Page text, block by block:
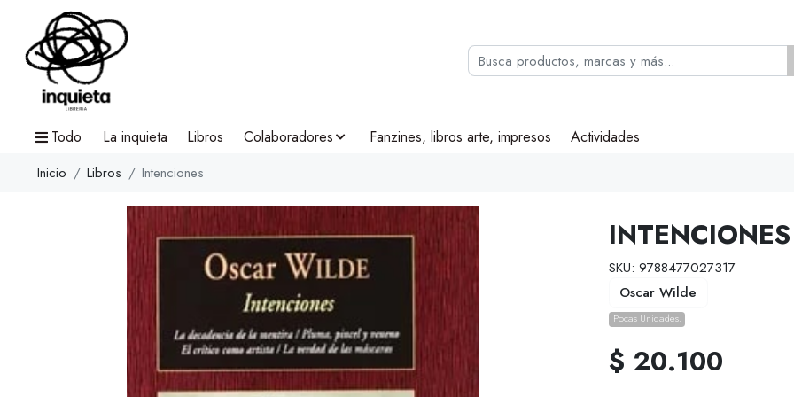
Todo La inquieta Libros Colaboradores Fanzines, libros arte, impresos Actividades
Inicio Libros Intenciones
INTENCIONES
SKU: 9788477027317
Oscar Wilde
Pocas Unidades.
$ 20.100